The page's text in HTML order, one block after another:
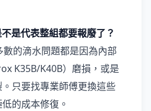
是代表整組都要報廢了？
的滴水問題都是因為內部
K35B/K40B）磨損，或是
只要找專業師傅更換這些
的成本修復。